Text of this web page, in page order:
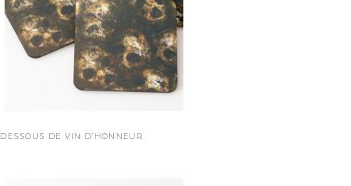
DESSOUS DE VIN D’HONNEUR